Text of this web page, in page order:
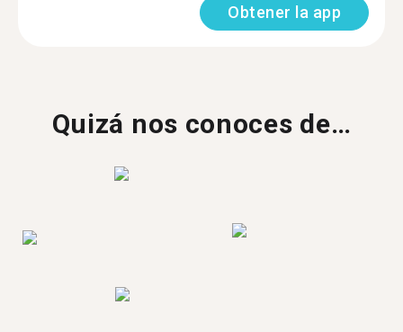
Obtener la app
Quizá nos conoces de…